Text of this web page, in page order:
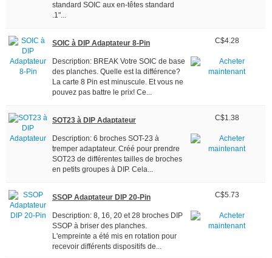
standard SOIC aux en-têtes standard
.1"...
SOIC à DIP Adaptateur 8-Pin
Description: BREAK Votre SOIC de base
des planches. Quelle est la différence?
La carte 8 Pin est minuscule. Et vous ne
pouvez pas battre le prix! Ce...
C$4.28
SOT23 à DIP Adaptateur
Description: 6 broches SOT-23 à
tremper adaptateur. Créé pour prendre
SOT23 de différentes tailles de broches
en petits groupes à DIP. Cela...
C$1.38
SSOP Adaptateur DIP 20-Pin
Description: 8, 16, 20 et 28 broches DIP
SSOP à briser des planches.
L'empreinte a été mis en rotation pour
recevoir différents dispositifs de...
C$5.73